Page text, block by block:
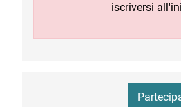
iscriversi